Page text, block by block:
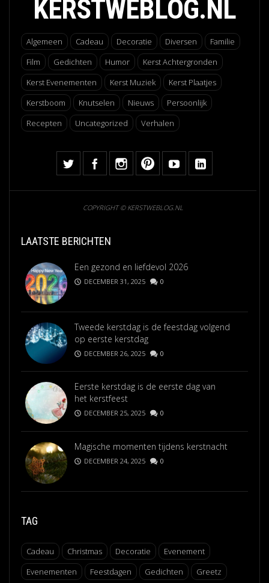
KERSTWEBLOG.NL
Algemeen Cadeau Decoratie Diversen
Familie
Film
Gedichten Humor
Kerst Achtergronden
Kerst Evenementen
Kerst Muziek
Kerst Plaatjes
Kerstboom
Knutselen Nieuws
Persoonlijk
Recepten
Uncategorized Verhalen
COPYRIGHT © KERSTWEBLOG.NL
LAATSTE BERICHTEN
Een gezond en liefdevol 2026
DECEMBER 31, 2025 0
Tweede kerstdag is de feestdag volgend
op eerste kerstdag
DECEMBER 26, 2025 0
Eerste kerstdag is de eerste dag van
het kerstfeest
DECEMBER 25, 2025 0
Magische momenten tijdens kerstnacht
DECEMBER 24, 2025 0
TAG
Cadeau Christmas Decoratie
Evenement
Evenementen
Feestdagen Gedichten Greetz